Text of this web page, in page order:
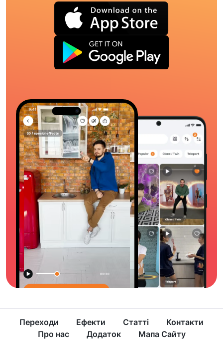
Переходи Ефекти Статті
Контакти
Про нас
Додаток Мапа Сайту